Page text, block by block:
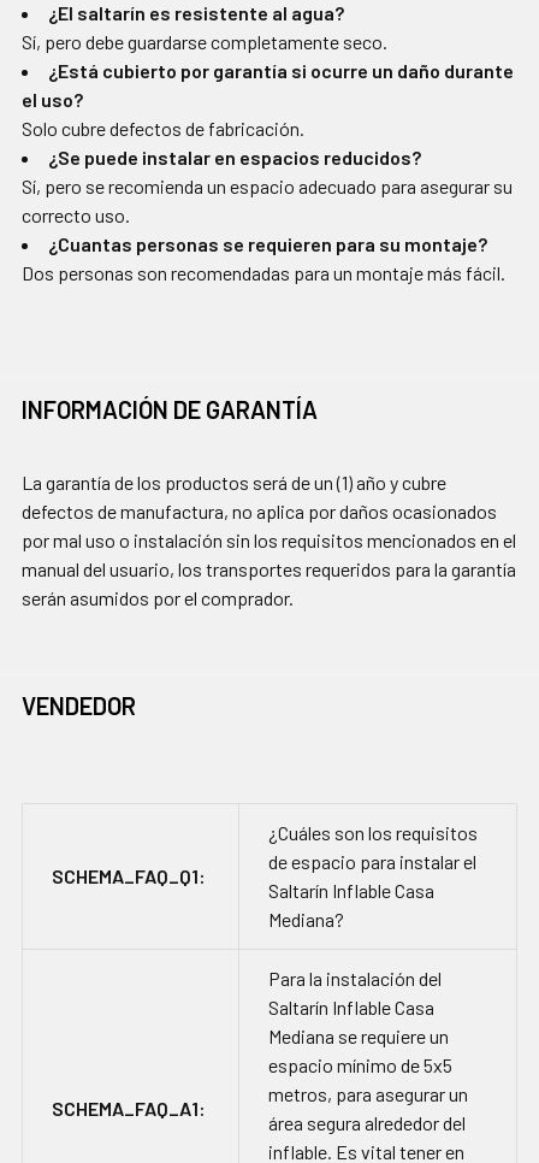
¿El saltarín es resistente al agua?
Sí, pero debe guardarse completamente seco.
¿Está cubierto por garantía si ocurre un daño durante
el uso?
Solo cubre defectos de fabricación.
¿Se puede instalar en espacios reducidos?
Sí, pero se recomienda un espacio adecuado para asegurar su
correcto uso.
¿Cuantas personas se requieren para su montaje?
Dos personas son recomendadas para un montaje más fácil.
INFORMACIÓN DE GARANTÍA
La garantía de los productos será de un (1) año y cubre
defectos de manufactura, no aplica por daños ocasionados
por mal uso o instalación sin los requisitos mencionados en el
manual del usuario, los transportes requeridos para la garantía
serán asumidos por el comprador.
VENDEDOR
SCHEMA_FAQ_Q1:
¿Cuáles son los requisitos
de espacio para instalar el
Saltarín Inflable Casa
Mediana?
SCHEMA_FAQ_A1:
Para la instalación del
Saltarín Inflable Casa
Mediana se requiere un
espacio mínimo de 5x5
metros, para asegurar un
área segura alrededor del
inflable. Es vital tener en